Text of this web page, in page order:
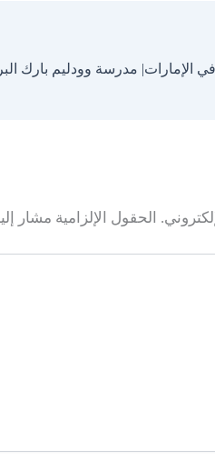
مدرسة وودليم بارك
الحقول الإلزامية مشار